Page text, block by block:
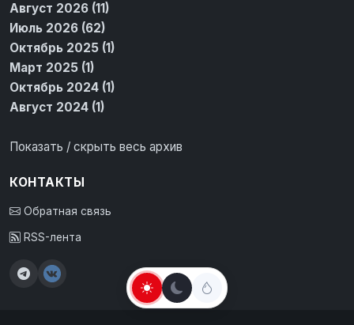
Август 2026 (11)
Июль 2026 (62)
Октябрь 2025 (1)
Март 2025 (1)
Октябрь 2024 (1)
Август 2024 (1)
Показать / скрыть весь архив
КОНТАКТЫ
Обратная связь
RSS-лента